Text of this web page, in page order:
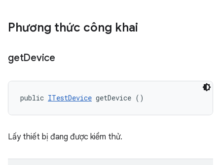
Phương thức công khai
getDevice
public ITestDevice getDevice ()
Lấy thiết bị đang được kiểm thử.